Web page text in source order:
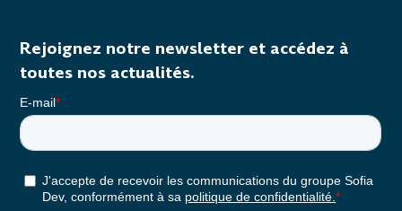
Rejoignez notre newsletter et accédez à
toutes nos actualités.